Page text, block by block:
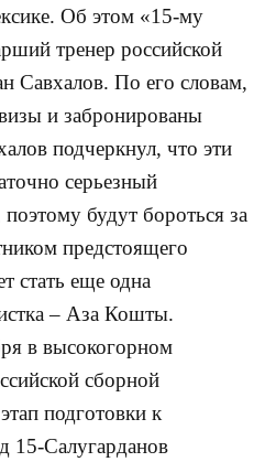
Об этом «15-му
тренер российской
Савхалов. По его словам,
и забронированы
подчеркнул, что эти
серьезный
будут бороться за
предстоящего
стать еще одна
– Аза Кошты.
в высокогорном
сборной
подготовки к
15-Салугарданов